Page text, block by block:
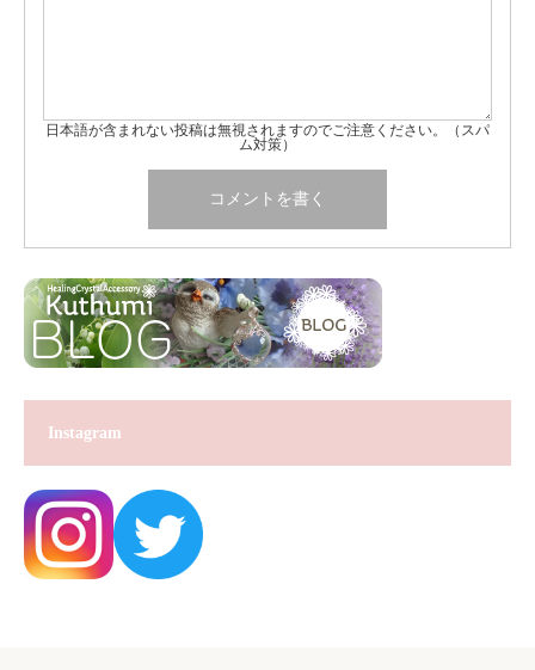
日本語が含まれない投稿は無視されますのでご注意ください。（スパ
ム対策）
Instagram